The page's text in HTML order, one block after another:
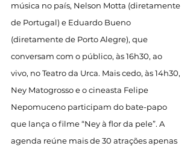
música no país, Nelson Motta (diretamente
de Portugal) e Eduardo Bueno
(diretamente de Porto Alegre), que
conversam com o público, às 16h30, ao
vivo, no Teatro da Urca. Mais cedo, às 14h30,
Ney Matogrosso e o cineasta Felipe
Nepomuceno participam do bate-papo
que lança o filme “Ney à flor da pele”. A
agenda reúne mais de 30 atrações apenas